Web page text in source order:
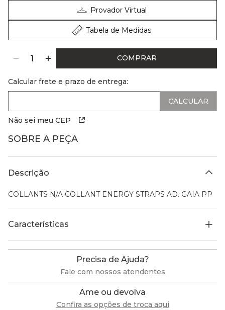
Provador Virtual
Tabela de Medidas
COMPRAR
Calcular frete e prazo de entrega:
Não sei meu CEP
SOBRE A PEÇA
Descrição
COLLANTS N/A COLLANT ENERGY STRAPS AD. GAIA PP
Características
Precisa de Ajuda?
Fale com nossos atendentes
Ame ou devolva
Confira as opções de troca aqui